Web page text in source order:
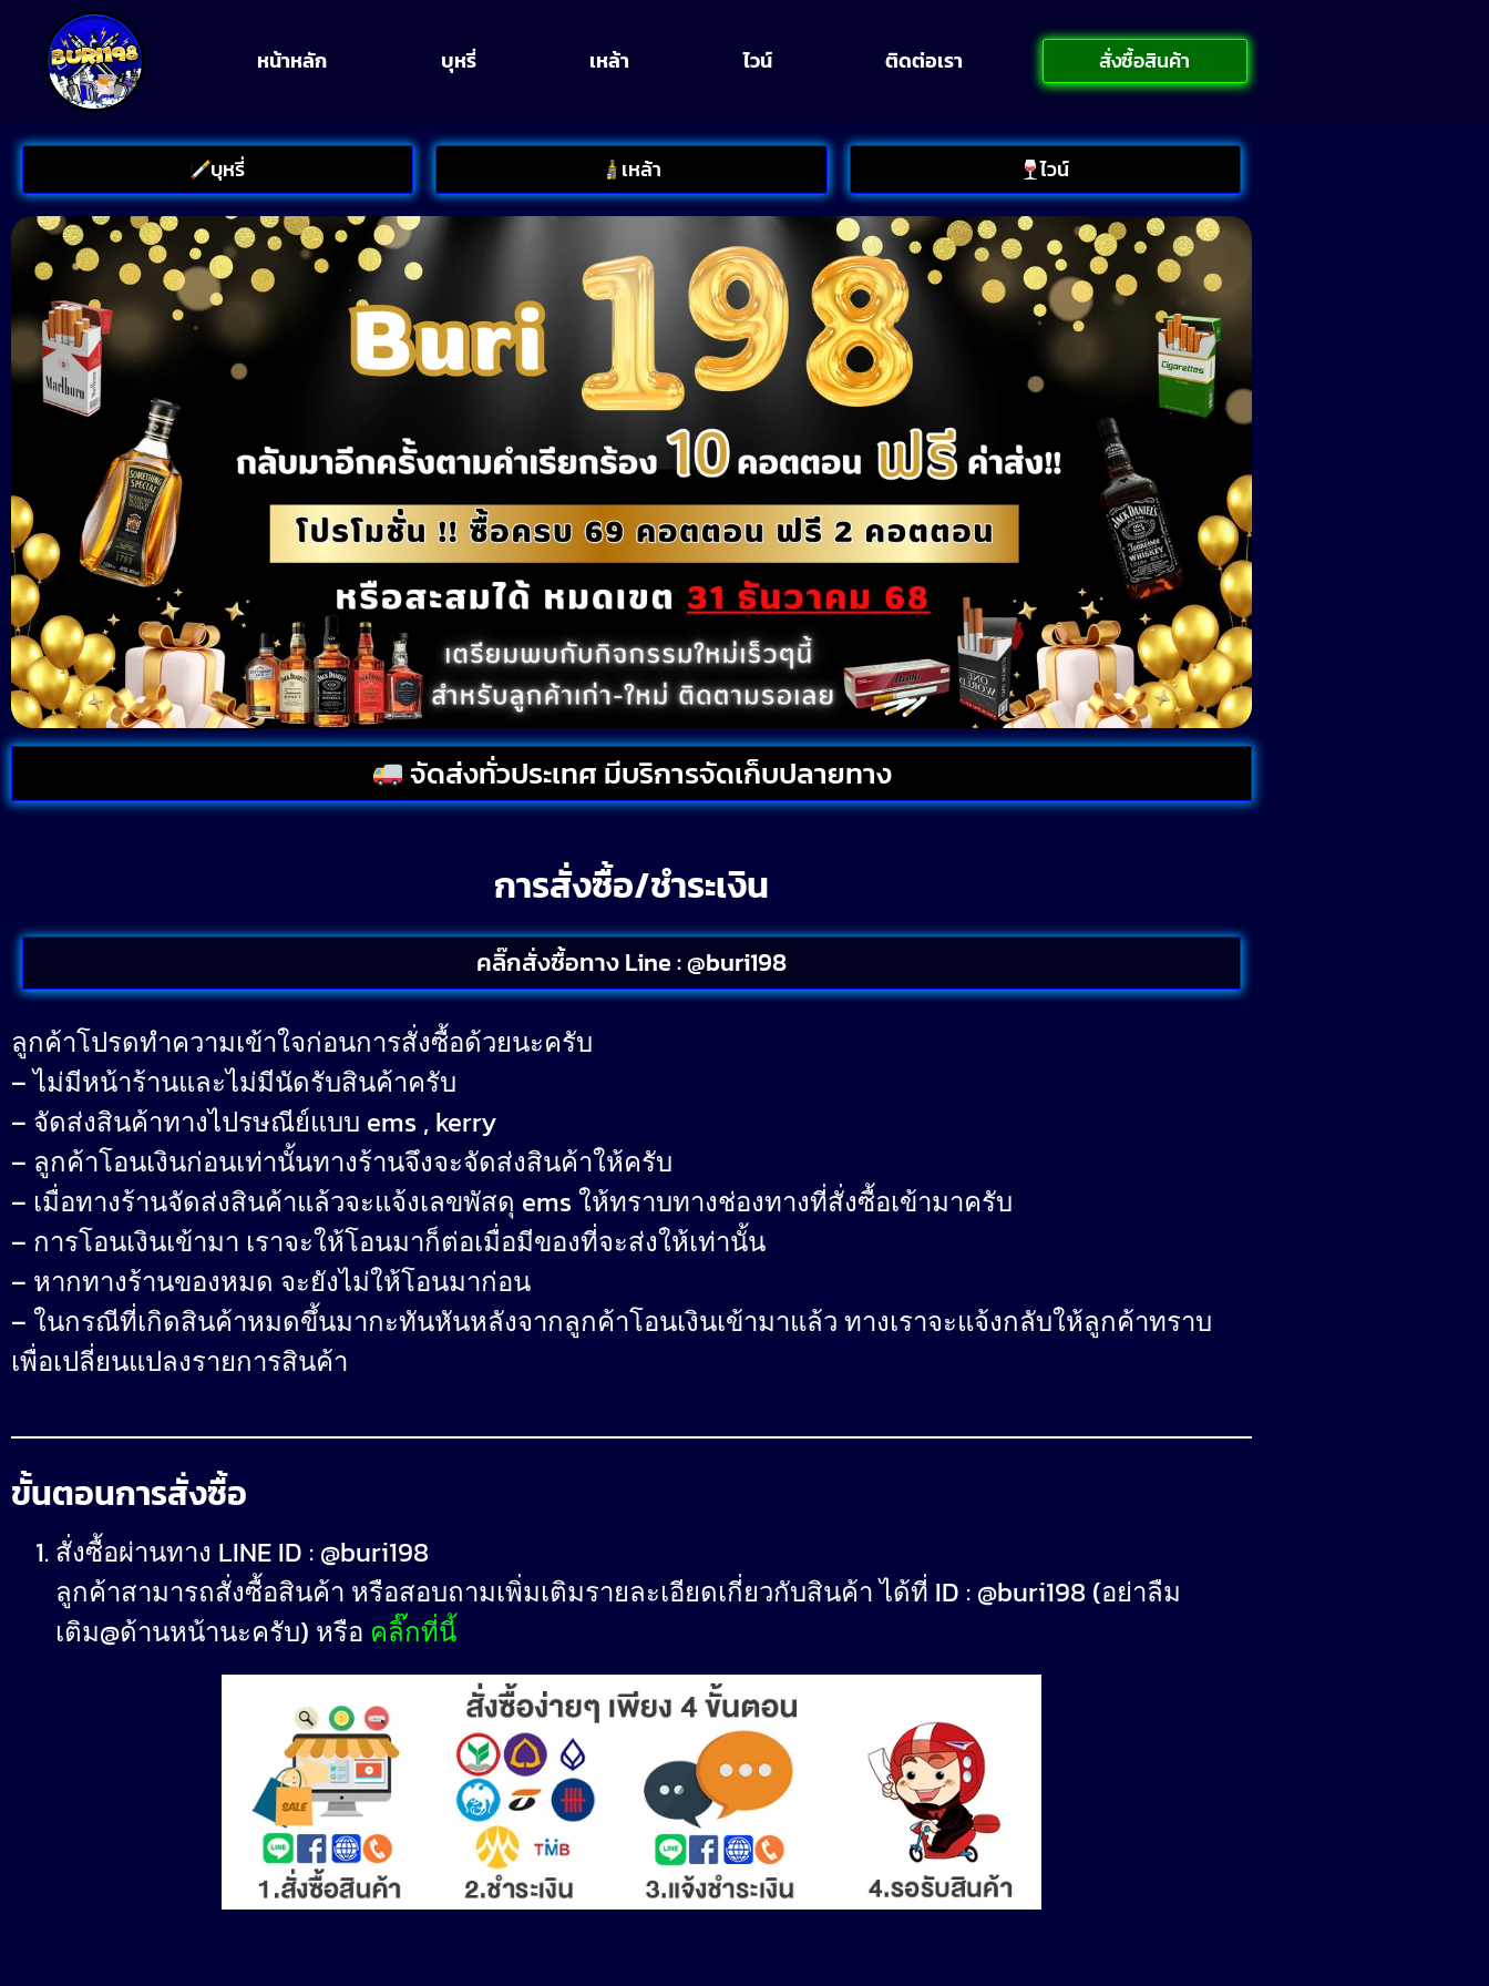
หน้าหลัก บุหรี่ เหล้า ไวน์ ติดต่อเรา สั่งซื้อสินค้า
บุหรี่ เหล้า ไวน์
จัดส่งทั่วประเทศ มีบริการจัดเก็บปลายทาง
การสั่งซื้อ/ชำระเงิน
คลิ๊กสั่งซื้อทาง Line : @buri198
ลูกค้าโปรดทำความเข้าใจก่อนการสั่งซื้อด้วยนะครับ
– ไม่มีหน้าร้านและไม่มีนัดรับสินค้าครับ
– จัดส่งสินค้าทางไปรษณีย์แบบ ems , kerry
– ลูกค้าโอนเงินก่อนเท่านั้นทางร้านจึงจะจัดส่งสินค้าให้ครับ
– เมื่อทางร้านจัดส่งสินค้าแล้วจะแจ้งเลขพัสดุ ems ให้ทราบทางช่องทางที่สั่งซื้อเข้ามาครับ
– การโอนเงินเข้ามา เราจะให้โอนมาก็ต่อเมื่อมีของที่จะส่งให้เท่านั้น
– หากทางร้านของหมด จะยังไม่ให้โอนมาก่อน
– ในกรณีที่เกิดสินค้าหมดขึ้นมากะทันหันหลังจากลูกค้าโอนเงินเข้ามาแล้ว ทางเราจะแจ้งกลับให้ลูกค้าทราบ
เพื่อเปลี่ยนแปลงรายการสินค้า
ขั้นตอนการสั่งซื้อ
สั่งซื้อผ่านทาง LINE ID : @buri198
ลูกค้าสามารถสั่งซื้อสินค้า หรือสอบถามเพิ่มเติมรายละเอียดเกี่ยวกับสินค้า ได้ที่ ID : @buri198 (อย่าลืม
เติม@ด้านหน้านะครับ) หรือ คลิ๊กที่นี้